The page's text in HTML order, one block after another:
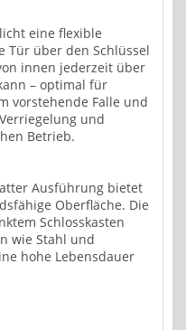
eine flexible
Tür über den Schlüssel
innen jederzeit über
– optimal für
vorstehende Falle und
und
Betrieb.
Ausführung bietet
Oberfläche. Die
Schlosskasten
wie Stahl und
hohe Lebensdauer